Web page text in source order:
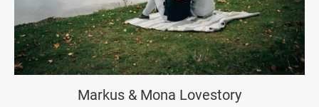
Markus & Mona Lovestory